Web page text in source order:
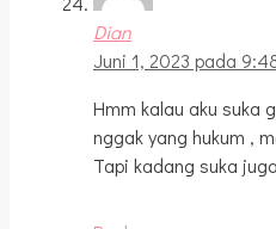
Dian
Juni 1, 2023 pada
Hmm kalau aku suka
nggak yang hukum ,
Tapi kadang suka